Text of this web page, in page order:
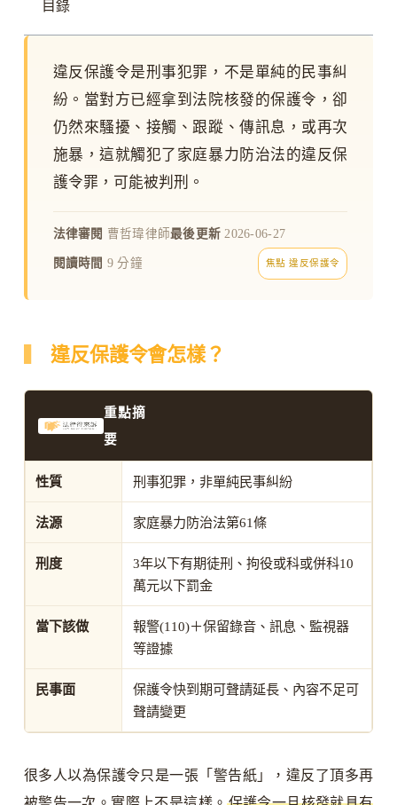
目錄
違反保護令是刑事犯罪，不是單純的民事糾
紛。當對方已經拿到法院核發的保護令，卻
仍然來騷擾、接觸、跟蹤、傳訊息，或再次
施暴，這就觸犯了家庭暴力防治法的違反保
護令罪，可能被判刑。
法律審閱 曹哲瑋律師最後更新 2026-06-27
閱讀時間 9 分鐘 焦點 違反保護令
違反保護令會怎樣？
重點摘
要
性質 刑事犯罪，非單純民事糾紛
法源 家庭暴力防治法第61條
刑度
3年以下有期徒刑、拘役或科或併科10
萬元以下罰金
當下該做
報警(110)＋保留錄音、訊息、監視器
等證據
民事面
保護令快到期可聲請延長、內容不足可
聲請變更
很多人以為保護令只是一張「警告紙」，違反了頂多再